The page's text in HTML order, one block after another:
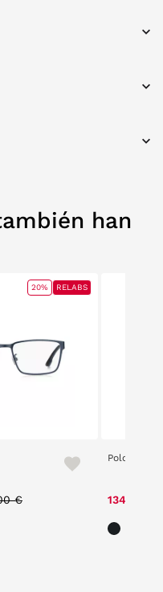
sin necesidad de
han
€
20% RELABS
Polo 1147
134,40 €